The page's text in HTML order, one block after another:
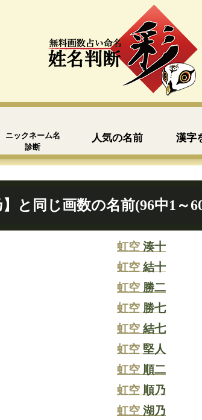
ニックネーム名
診断
人気の名前 漢字
】と同じ画数の名前(96中1～
虹空 湊十
虹空 結十
虹空 勝二
虹空 勝七
虹空 結七
虹空 堅人
虹空 順二
虹空 順乃
虹空 湖乃